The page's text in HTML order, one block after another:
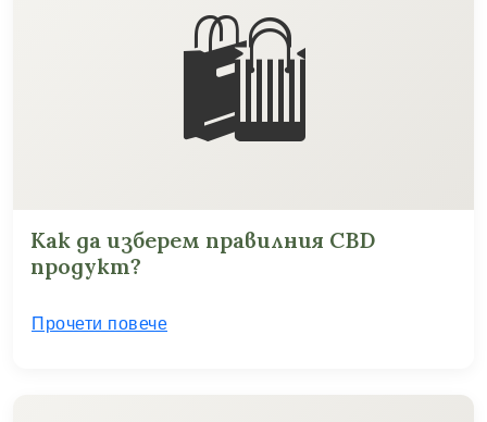
🛍️
Как да изберем правилния CBD
продукт?
Прочети повече